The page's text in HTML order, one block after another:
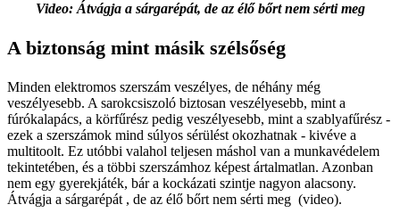
Video: Átvágja a sárgarépát, de az élő bőrt nem sérti meg
A biztonság mint másik szélsőség
Minden elektromos szerszám veszélyes, de néhány még
veszélyesebb. A sarokcsiszoló biztosan veszélyesebb, mint a
fúrókalapács, a körfűrész pedig veszélyesebb, mint a szablyafűrész -
ezek a szerszámok mind súlyos sérülést okozhatnak - kivéve a
multitoolt. Ez utóbbi valahol teljesen máshol van a munkavédelem
tekintetében, és a többi szerszámhoz képest ártalmatlan. Azonban
nem egy gyerekjáték, bár a kockázati szintje nagyon alacsony.
Átvágja a sárgarépát , de az élő bőrt nem sérti meg (video).